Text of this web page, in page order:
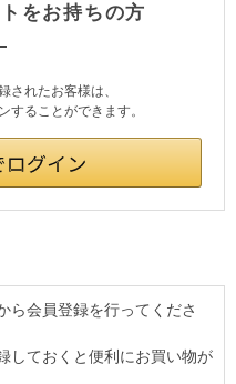
をお持ちの方
れたお客様は、
ることができます。
ら会員登録を行ってくださ
しておくと便利にお買い物が